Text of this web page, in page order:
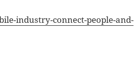
industry-connect-people-and-